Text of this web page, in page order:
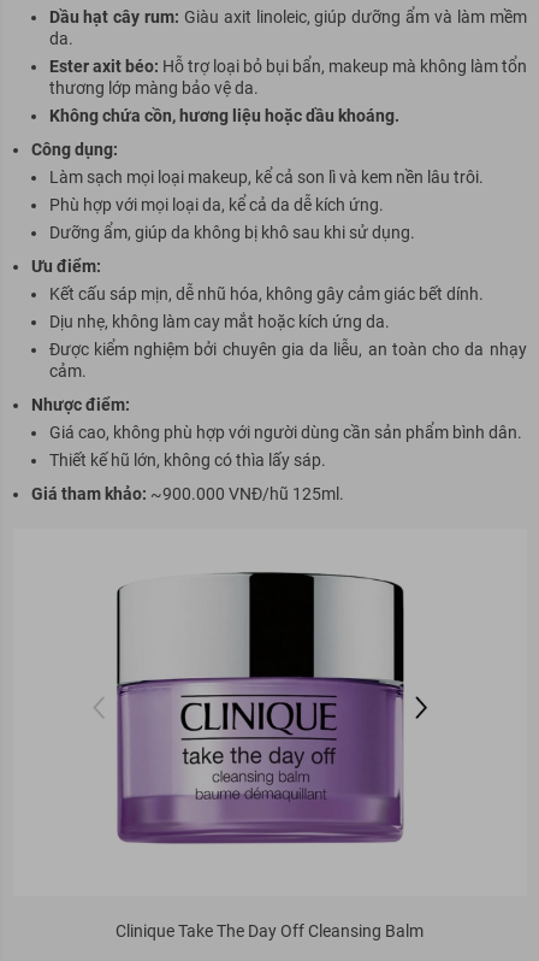
Dầu hạt cây rum: Giàu axit linoleic, giúp dưỡng ẩm và làm mềm
da.
Ester axit béo: Hỗ trợ loại bỏ bụi bẩn, makeup mà không làm tổn
thương lớp màng bảo vệ da.
Không chứa cồn, hương liệu hoặc dầu khoáng.
Công dụng:
Làm sạch mọi loại makeup, kể cả son lì và kem nền lâu trôi.
Phù hợp với mọi loại da, kể cả da dễ kích ứng.
Dưỡng ẩm, giúp da không bị khô sau khi sử dụng.
Ưu điểm:
Kết cấu sáp mịn, dễ nhũ hóa, không gây cảm giác bết dính.
Dịu nhẹ, không làm cay mắt hoặc kích ứng da.
Được kiểm nghiệm bởi chuyên gia da liễu, an toàn cho da nhạy
cảm.
Nhược điểm:
Giá cao, không phù hợp với người dùng cần sản phẩm bình dân.
Thiết kế hũ lớn, không có thìa lấy sáp.
Giá tham khảo: ~900.000 VNĐ/hũ 125ml.
Clinique Take The Day Off Cleansing Balm